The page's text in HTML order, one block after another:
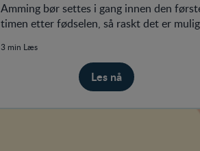
Amming bør settes i gang innen den
timen etter fødselen, så raskt det er
3 min Læs
Les nå